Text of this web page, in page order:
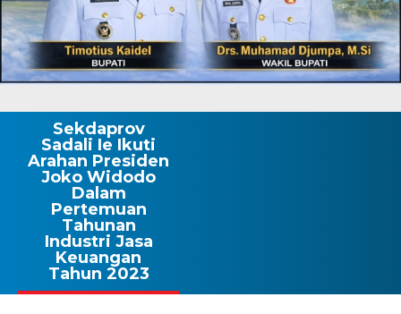
Sekdaprov
Sadali Ie Ikuti
Arahan Presiden
Joko Widodo
Dalam
Pertemuan
Tahunan
Industri Jasa
Keuangan
Tahun 2023